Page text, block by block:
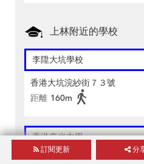
上林附近的學校
李陞大坑學校
香港大坑浣紗街７３號
距離 160m
香港真光中學
香港大坑道５０號
訂閱更新 分